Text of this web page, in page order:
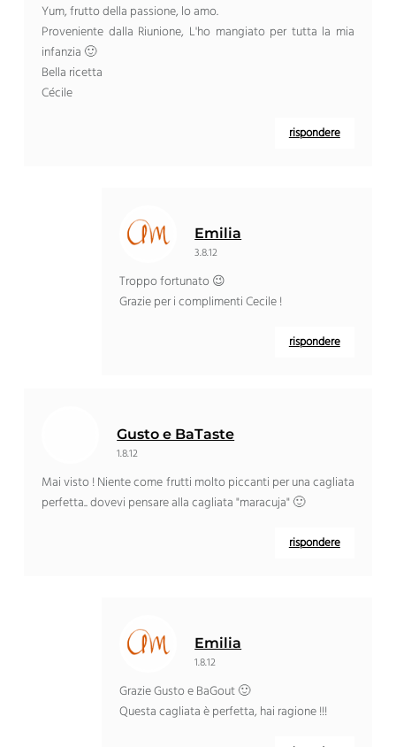
Yum, frutto della passione, lo amo.
Proveniente dalla Riunione, L'ho mangiato per tutta la mia
infanzia 🙂
Bella ricetta
Cécile
rispondere
Emilia
3.8.12
Troppo fortunato 😉
Grazie per i complimenti Cecile !
rispondere
Gusto e BaTaste
1.8.12
Mai visto ! Niente come frutti molto piccanti per una cagliata
perfetta.. dovevi pensare alla cagliata "maracuja" 🙂
rispondere
Emilia
1.8.12
Grazie Gusto e BaGout 🙂
Questa cagliata è perfetta, hai ragione !!!